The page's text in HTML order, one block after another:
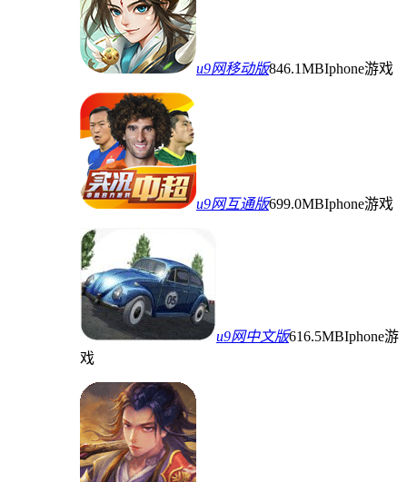
u9网移动版846.1MBIphone游戏
u9网互通版699.0MBIphone游戏
u9网中文版616.5MBIphone游
戏